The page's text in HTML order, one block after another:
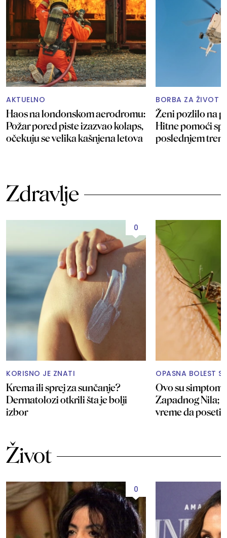
AKTUELNO
Haos na londonskom aerodromu:
Požar pored piste izazvao kolaps,
očekuju se velika kašnjena letova
BORBA ZA ŽIVOT
Ženi pozlilo na
Hitne pomoći
poslednjem
Zdravlje
0
KORISNO JE ZNATI
Krema ili sprej za sunčanje?
Dermatolozi otkrili šta je bolji
izbor
OPASNA BOLEST
Ovo su
Zapadnog Nila;
vreme da
Život
0